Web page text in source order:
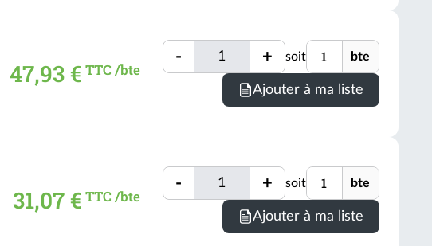
(voir
47,93 € TTC /bte Quantité
- Quantité+ soit Unité bte
Ajouter à ma liste
Minimum
de
(voir
31,07 € TTC /bte Quantité
- Quantité+ soit Unité bte
Ajouter à ma liste
Minimum
de